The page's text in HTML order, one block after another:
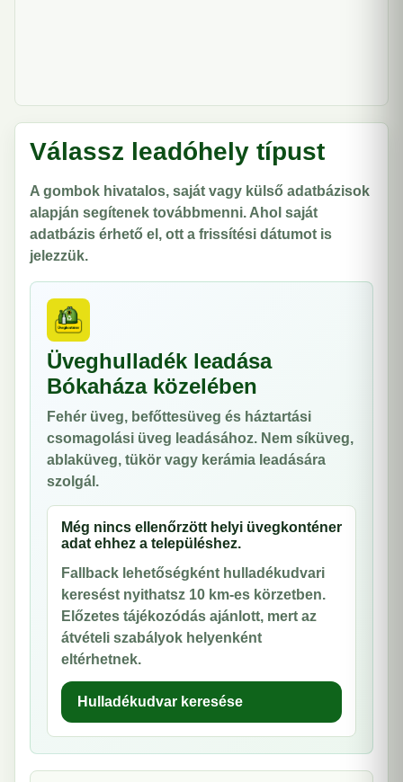
Válassz leadóhely típust
A gombok hivatalos, saját vagy külső adatbázisok
alapján segítenek továbbmenni. Ahol saját
adatbázis érhető el, ott a frissítési dátumot is
jelezzük.
Üveghulladék leadása
Bókaháza közelében
Fehér üveg, befőttesüveg és háztartási
csomagolási üveg leadásához. Nem síküveg,
ablaküveg, tükör vagy kerámia leadására
szolgál.
Még nincs ellenőrzött helyi üvegkonténer
adat ehhez a településhez.
Fallback lehetőségként hulladékudvari
keresést nyithatsz 10 km-es körzetben.
Előzetes tájékozódás ajánlott, mert az
átvételi szabályok helyenként
eltérhetnek.
Hulladékudvar keresése